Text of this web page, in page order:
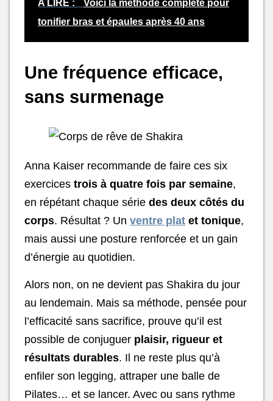
A LIRE :
Voici la méthode complète pour
tonifier bras et épaules après 40 ans
Une fréquence efficace,
sans surmenage
Anna Kaiser recommande de faire ces six
exercices trois à quatre fois par semaine,
en répétant chaque série des deux côtés du
corps. Résultat ? Un ventre plat et tonique,
mais aussi une posture renforcée et un gain
d’énergie au quotidien.
Alors non, on ne devient pas Shakira du jour
au lendemain. Mais sa méthode, pensée pour
l’efficacité sans sacrifice, prouve qu’il est
possible de conjuguer plaisir, rigueur et
résultats durables. Il ne reste plus qu’à
enfiler son legging, attraper une balle de
Pilates… et se lancer. Avec ou sans rythme